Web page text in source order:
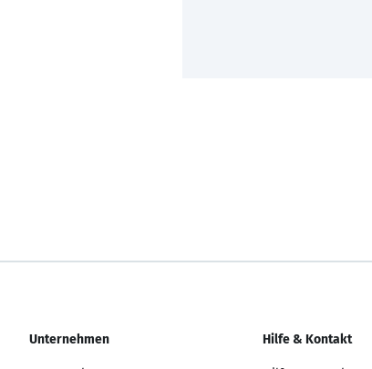
Unternehmen Hilfe & Kontakt